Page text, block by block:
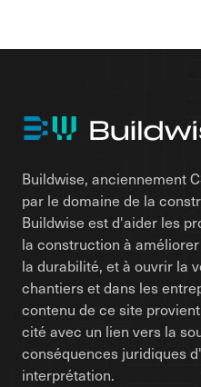
Buildwise, anciennement
par le domaine de la
Buildwise est d'aider les
la construction à
la durabilité, et à ouvrir la
chantiers et dans les
contenu de ce site
cité avec un lien vers la
conséquences juridiques
interprétation.